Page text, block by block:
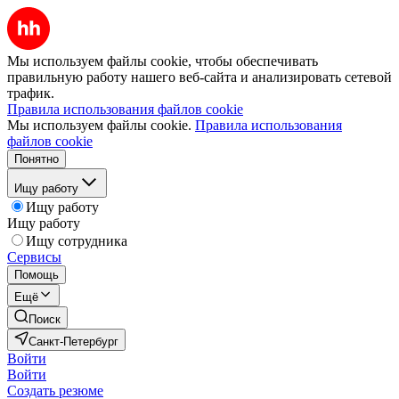
Мы используем файлы cookie, чтобы обеспечивать
правильную работу нашего веб-сайта и анализировать сетевой
трафик.
Правила использования файлов cookie
Мы используем файлы cookie. Правила использования
файлов cookie
Понятно
Ищу работу
Ищу работу
Ищу работу
Ищу сотрудника
Сервисы
Помощь
Ещё
Поиск
Санкт-Петербург
Войти
Войти
Создать резюме